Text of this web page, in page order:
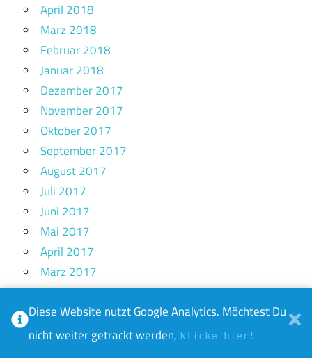
April 2018
März 2018
Februar 2018
Januar 2018
Dezember 2017
November 2017
Oktober 2017
September 2017
August 2017
Juli 2017
Juni 2017
Mai 2017
April 2017
März 2017
Februar 2017
Januar 2017
Dezember 2016
Diese Website nutzt Google Analytics. Möchtest Du
nicht weiter getrackt werden, klicke hier!